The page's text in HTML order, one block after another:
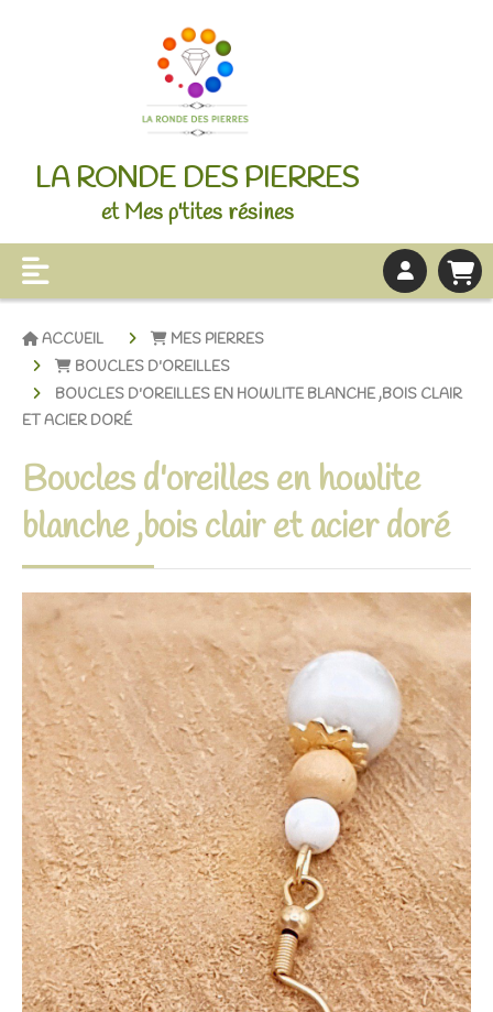
LA RONDE DES PIERRES
et Mes p'tites résines
ACCUEIL
MES PIERRES
BOUCLES D'OREILLES
BOUCLES D'OREILLES EN HOWLITE BLANCHE ,BOIS CLAIR
ET ACIER DORÉ
Boucles d'oreilles en howlite
blanche ,bois clair et acier doré